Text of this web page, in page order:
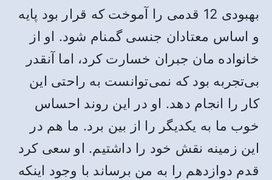
بهبودی 12 قدمی را آموخت که قرار بود پایه
و اساس معتادان جنسی گمنام شود. او از
خانواده مان جبران خسارت کرد، اما آنقدر
بی‌تجربه بود که نمی‌توانست به راحتی این
کار را انجام دهد. او در این روند احساس
خوب ما به یکدیگر را از بین برد. ما هم در
این زمینه نقش خود را داشتیم. او سعی کرد
قدم دوازدهم را به من برساند با وجود اینکه